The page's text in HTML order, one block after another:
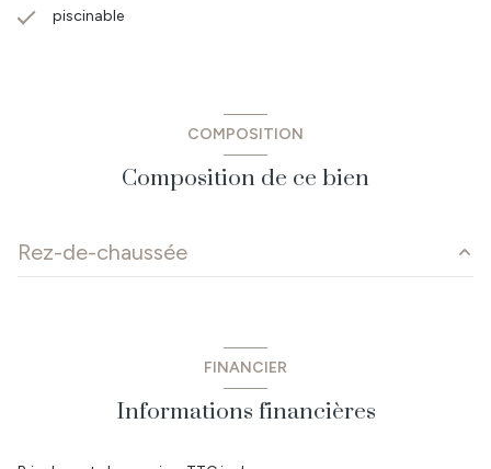
piscinable
COMPOSITION
Composition de ce bien
Rez-de-chaussée
FINANCIER
Informations financières